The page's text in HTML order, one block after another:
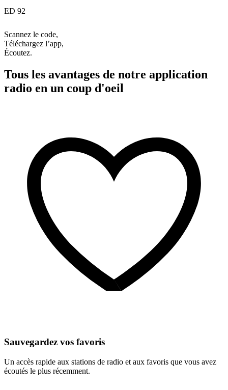
ED 92
Scannez le code,
Téléchargez l’app,
Écoutez.
Tous les avantages de notre application
radio en un coup d'oeil
Sauvegardez vos favoris
Un accès rapide aux stations de radio et aux favoris que vous avez
écoutés le plus récemment.